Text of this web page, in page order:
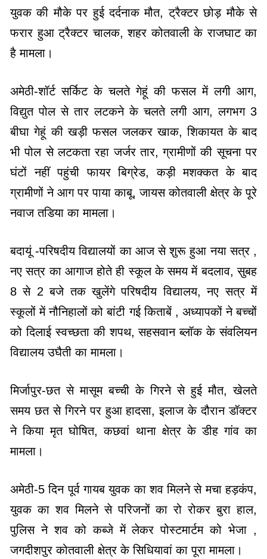
युवक की मौके पर हुई दर्दनाक मौत, ट्रैक्टर छोड़ मौके से
फरार हुआ ट्रैक्टर चालक, शहर कोतवाली के राजघाट का
है मामला।
अमेठी-शॉर्ट सर्किट के चलते गेहूं की फसल में लगी आग,
विद्युत पोल से तार लटकने के चलते लगी आग, लगभग 3
बीघा गेहूं की खड़ी फसल जलकर खाक, शिकायत के बाद
भी पोल से लटकता रहा जर्जर तार, ग्रामीणों की सूचना पर
घंटों नहीं पहुंची फायर बिग्रेड, कड़ी मशक्कत के बाद
ग्रामीणों ने आग पर पाया काबू, जायस कोतवाली क्षेत्र के पूरे
नवाज तडिया का मामला।
बदायूं -परिषदीय विद्यालयों का आज से शुरू हुआ नया सत्र ,
नए सत्र का आगाज होते ही स्कूल के समय में बदलाव, सुबह
8 से 2 बजे तक खुलेंगे परिषदीय विद्यालय, नए सत्र में
स्कूलों में नौनिहालों को बांटी गई किताबें , अध्यापकों ने बच्चों
को दिलाई स्वच्छता की शपथ, सहसवान ब्लॉक के संवलियन
विद्यालय उघैती का मामला।
मिर्जापुर-छत से मासूम बच्ची के गिरने से हुई मौत, खेलते
समय छत से गिरने पर हुआ हादसा, इलाज के दौरान डॉक्टर
ने किया मृत घोषित, कछवां थाना क्षेत्र के डीह गांव का
मामला।
अमेठी-5 दिन पूर्व गायब युवक का शव मिलने से मचा हड़कंप,
युवक का शव मिलने से परिजनों का रो रोकर बुरा हाल,
पुलिस ने शव को कब्जे में लेकर पोस्टमार्टम को भेजा ,
जगदीशपुर कोतवाली क्षेत्र के सिधियावां का पूरा मामला।